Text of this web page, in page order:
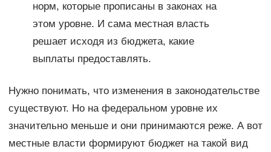
норм, которые прописаны в законах на
этом уровне. И сама местная власть
решает исходя из бюджета, какие
выплаты предоставлять.
Нужно понимать, что изменения в законодательстве
существуют. Но на федеральном уровне их
значительно меньше и они принимаются реже. А вот
местные власти формируют бюджет на такой вид